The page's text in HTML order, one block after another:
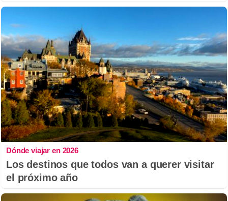
Dónde viajar en 2026
Los destinos que todos van a querer visitar
el próximo año